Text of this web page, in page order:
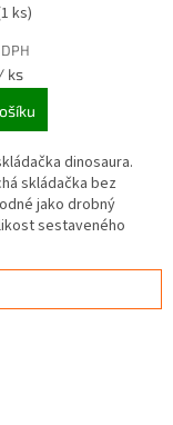
ks)
ks
dinosaura.
skládačka bez
jako drobný
sestaveného
23cm na výšku....